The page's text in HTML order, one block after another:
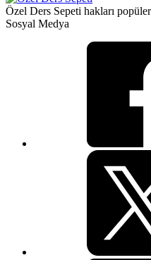
Özel Ders Sepeti hakları
Sosyal Medya